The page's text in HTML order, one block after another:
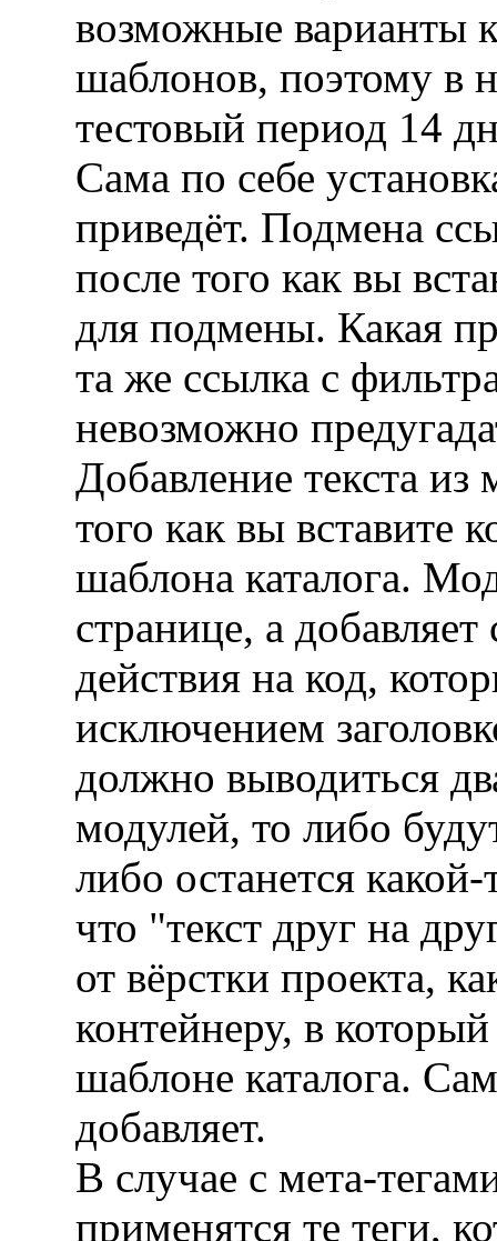
возможные варианты
шаблонов, поэтому в
тестовый период 14
Сама по себе
приведёт. Подмена
после того как вы
для подмены. Какая
та же ссылка с
невозможно
Добавление текста из
того как вы вставите
шаблона каталога.
странице, а
действия на код,
исключением
должно выводиться
модулей, то либо
либо останется
что "текст друг на
от вёрстки проекта,
контейнеру, в
шаблоне каталога.
добавляет.
В случае с мета-
применятся те теги,